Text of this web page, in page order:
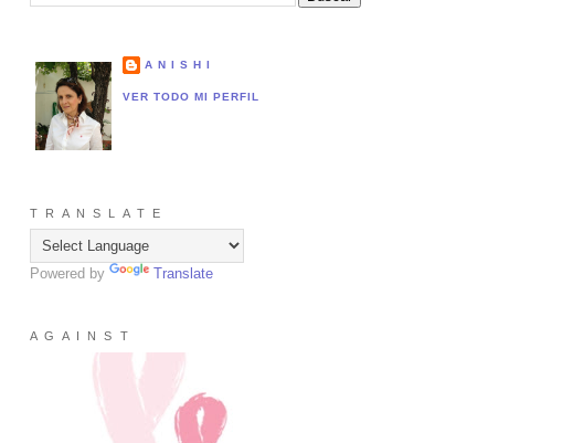
A N I S H I
VER TODO MI PERFIL
T R A N S L A T E
Powered by Translate
A G A I N S T